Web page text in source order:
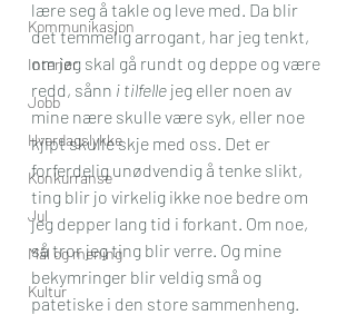
Kommunikasjon
Interiør
Jobb
Hverdagslykke
Konkurranse
Jul
Mål og mening
Kultur
lære seg å takle og leve med. Da blir
det temmelig arrogant, har jeg tenkt,
om jeg skal gå rundt og deppe og være
redd, sånn i tilfelle jeg eller noen av
mine nære skulle være syk, eller noe
kjipt skulle skje med oss. Det er
forferdelig unødvendig å tenke slikt,
ting blir jo virkelig ikke noe bedre om
jeg depper lang tid i forkant. Om noe,
så tror jeg ting blir verre. Og mine
bekymringer blir veldig små og
patetiske i den store sammenheng.